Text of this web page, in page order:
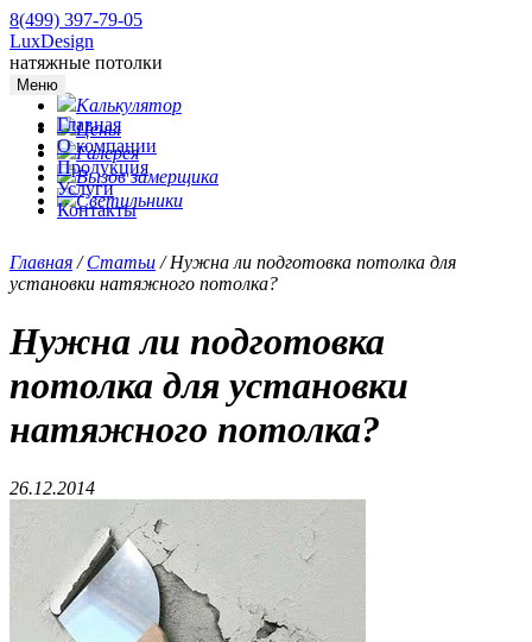
8(499) 397-79-05
LuxDesign
натяжные потолки
Меню
Главная
О компании
Продукция
Услуги
Контакты
Калькулятор
Цены
Галерея
Вызов замерщика
Светильники
Главная /Статьи /Нужна ли подготовка потолка для
установки натяжного потолка?
Нужна ли подготовка
потолка для установки
натяжного потолка?
26.12.2014